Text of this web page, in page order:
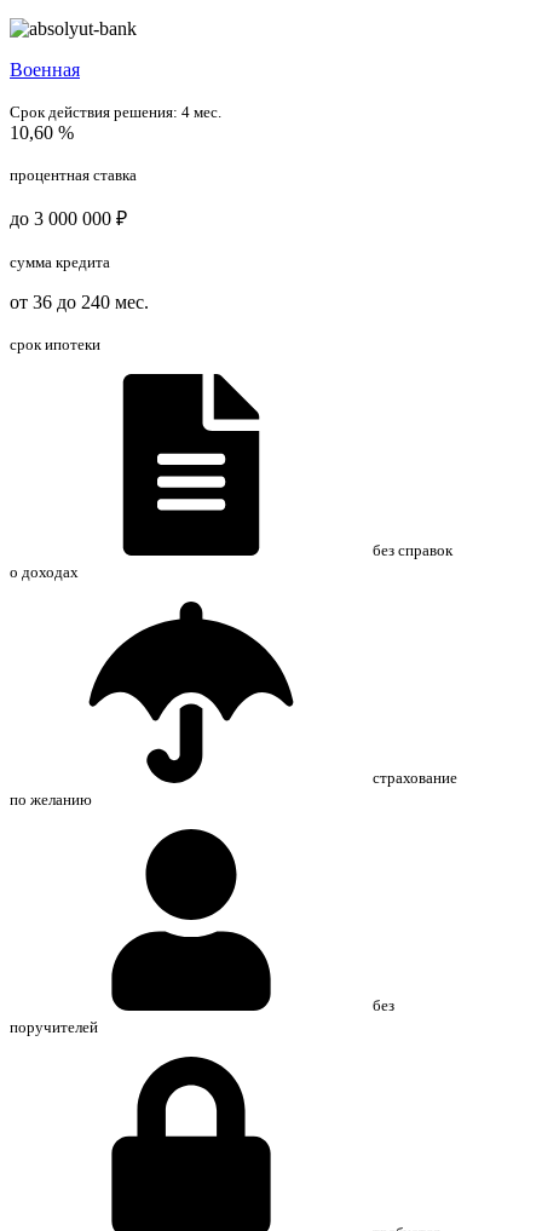
Военная
Срок действия решения: 4 мес.
10,60 %
процентная ставка
до 3 000 000 ₽
сумма кредита
от 36 до 240 мес.
срок ипотеки
без справок
о доходах
страхование
по желанию
без
поручителей